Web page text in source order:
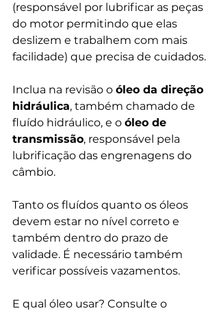
(responsável por lubrificar as peças
do motor permitindo que elas
deslizem e trabalhem com mais
facilidade) que precisa de cuidados.
Inclua na revisão o óleo da direção
hidráulica, também chamado de
fluído hidráulico, e o óleo de
transmissão, responsável pela
lubrificação das engrenagens do
câmbio.
Tanto os fluídos quanto os óleos
devem estar no nível correto e
também dentro do prazo de
validade. É necessário também
verificar possíveis vazamentos.
E qual óleo usar? Consulte o